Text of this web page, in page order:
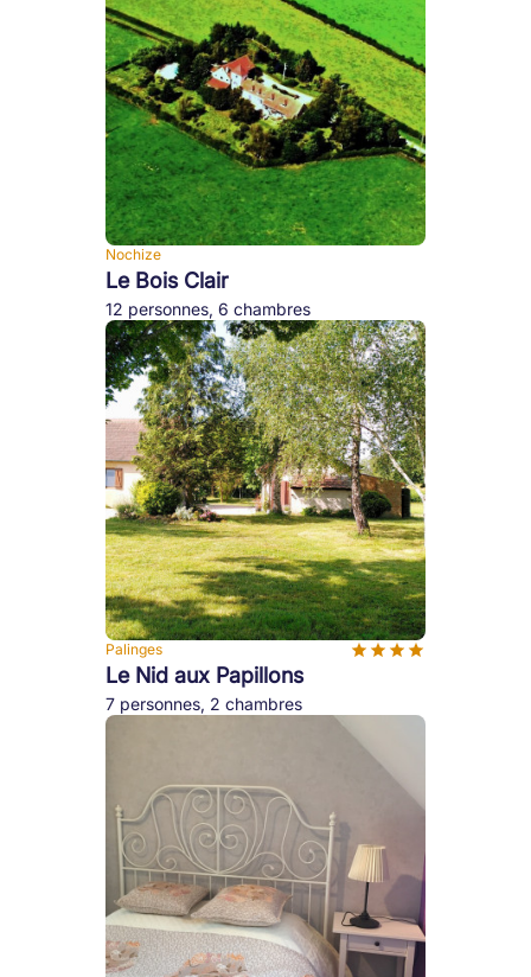
Nochize
Le Bois Clair
12 personnes, 6 chambres
Palinges
Le Nid aux Papillons
7 personnes, 2 chambres